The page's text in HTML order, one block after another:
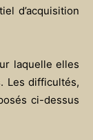
d’acquisition
laquelle elles
Les difficultés,
ci-dessus